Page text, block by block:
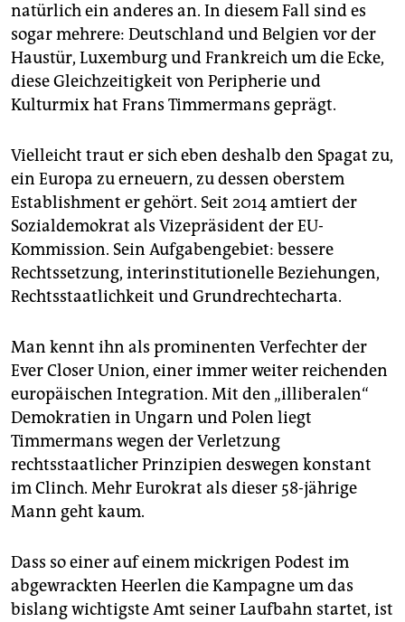
natürlich ein anderes an. In diesem Fall sind es
sogar mehrere: Deutschland und Belgien vor der
Haustür, Luxemburg und Frankreich um die Ecke,
diese Gleichzeitigkeit von Peripherie und
Kulturmix hat Frans Timmermans geprägt.
Vielleicht traut er sich eben deshalb den Spagat zu,
ein Europa zu erneuern, zu dessen oberstem
Establishment er gehört. Seit 2014 amtiert der
Sozialdemokrat als Vizepräsident der EU-
Kommission. Sein Aufgabengebiet: bessere
Rechtssetzung, interinstitutionelle Beziehungen,
Rechtsstaatlichkeit und Grundrechtecharta.
Man kennt ihn als prominenten Verfechter der
Ever Closer Union, einer immer weiter reichenden
europäischen Integration. Mit den „illiberalen“
Demokratien in Ungarn und Polen liegt
Timmermans wegen der Verletzung
rechtsstaatlicher Prinzipien deswegen konstant
im Clinch. Mehr Eurokrat als dieser 58-jährige
Mann geht kaum.
Dass so einer auf einem mickrigen Podest im
abgewrackten Heerlen die Kampagne um das
bislang wichtigste Amt seiner Laufbahn startet, ist